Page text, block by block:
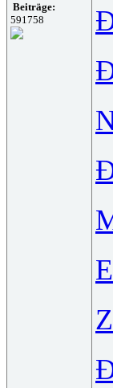
Beiträge:
591758